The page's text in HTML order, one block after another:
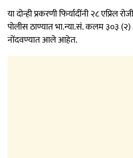
या दोन्ही प्रकरणी फिर्यादींनी २८ एप्रिल
पोलीस ठाण्यात भा.न्या.सं. कलम ३०३ (२)
नोंदवण्यात आले आहेत.